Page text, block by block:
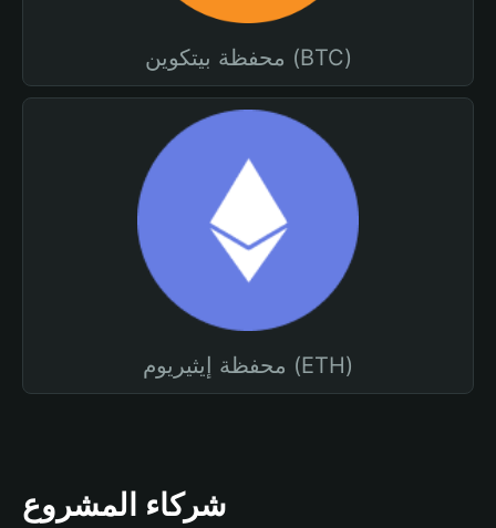
محفظة بيتكوين (BTC)
محفظة إيثيريوم (ETH)
شركاء المشروع